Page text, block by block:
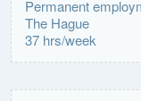
Permanent
The Hague
37 hrs/week